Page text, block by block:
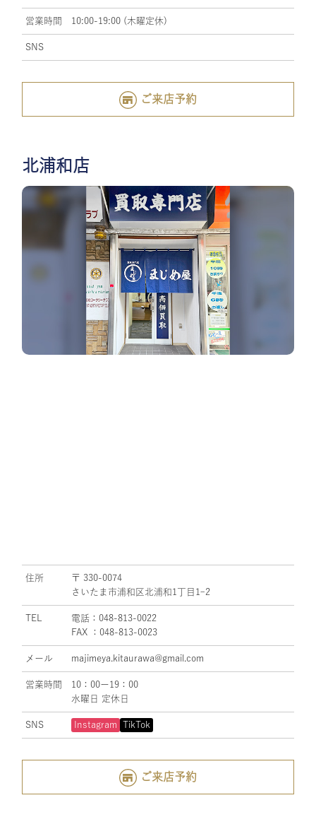
営業時間 10:00-19:00 (木曜定休)
SNS
ご来店予約
北浦和店
住所
〒 330-0074
さいたま市浦和区北浦和1丁目1ｰ2
TEL
電話：048-813-0022
FAX ：048-813-0023
メール majimeya.kitaurawa@gmail.com
営業時間
10：00ー19：00
水曜日 定休日
SNS Instagram TikTok
ご来店予約